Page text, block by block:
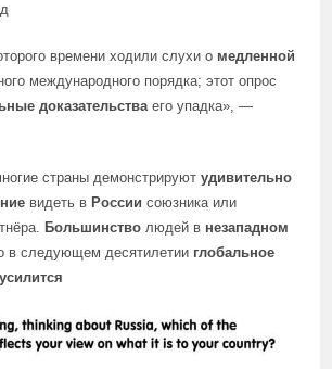
времени ходили слухи о медленной
международного порядка; этот опрос
доказательстваего упадка», —
страны демонстрируютудивительно
видеть в России союзника или
Большинство людей в незападном
в следующем десятилетии глобальное